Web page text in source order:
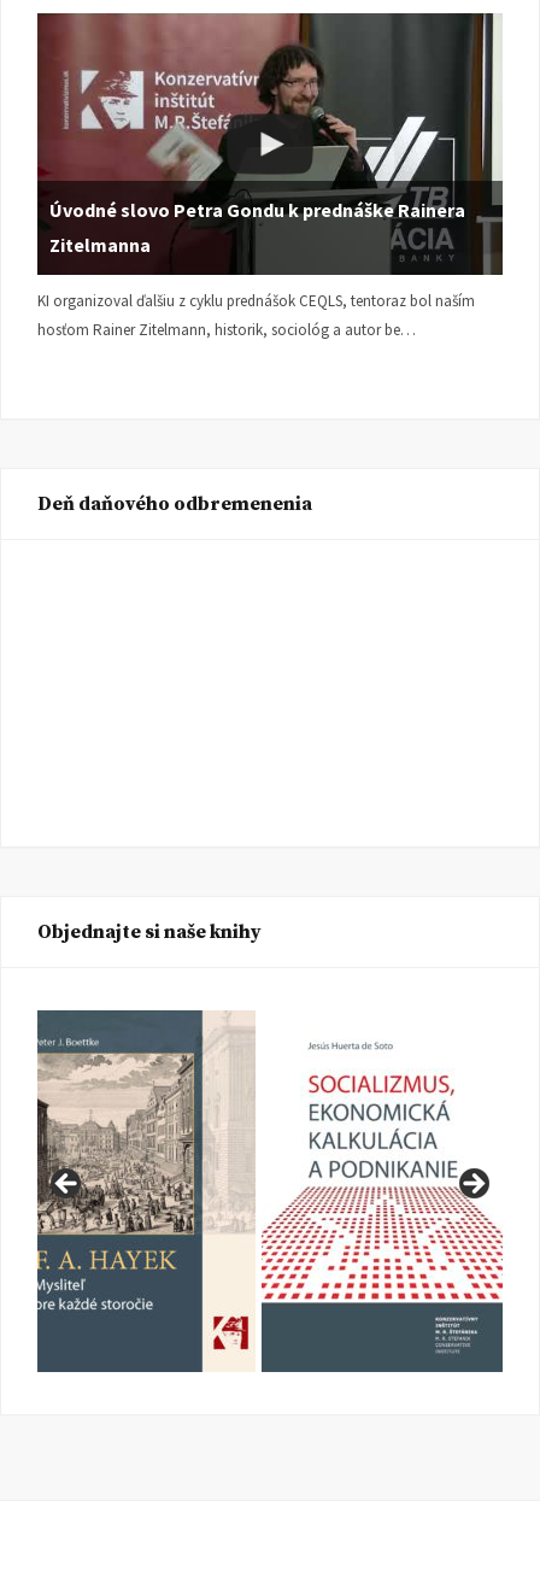
Úvodné slovo Petra Gondu k prednáške Rainera
Zitelmanna
KI organizoval ďalšiu z cyklu prednášok CEQLS, tentoraz bol naším
hosťom Rainer Zitelmann, historik, sociológ a autor be…
Deň daňového odbremenenia
Objednajte si naše knihy